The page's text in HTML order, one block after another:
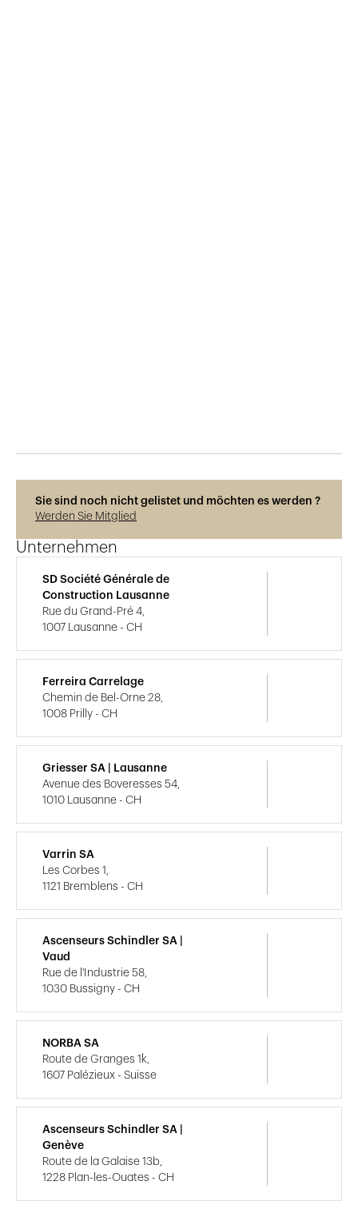
Sie sind noch nicht gelistet und möchten es werden ?
Werden Sie Mitglied
Unternehmen
SD Société Générale de
Construction Lausanne
Rue du Grand-Pré 4,
1007 Lausanne - CH
Ferreira Carrelage
Chemin de Bel-Orne 28,
1008 Prilly - CH
Griesser SA | Lausanne
Avenue des Boveresses 54,
1010 Lausanne - CH
Varrin SA
Les Corbes 1,
1121 Bremblens - CH
Ascenseurs Schindler SA |
Vaud
Rue de l'Industrie 58,
1030 Bussigny - CH
NORBA SA
Route de Granges 1k,
1607 Palézieux - Suisse
Ascenseurs Schindler SA |
Genève
Route de la Galaise 13b,
1228 Plan-les-Ouates - CH